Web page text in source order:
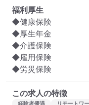
福利厚生
◆健康保険
◆厚生年金
◆介護保険
◆雇用保険
◆労災保険
この求人の特徴
経験者優遇 リモートワ